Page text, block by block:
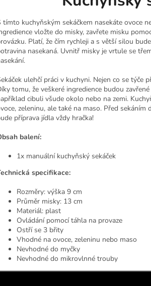
tímto kuchyňským sekáčkem nasekáte ovoce
vložte do misky, zavřete misku
Platí, že čím rychleji a s větší silou
nasekaná. Uvnitř misky je vrtule se
ulehčí práci v kuchyni. Nejen co se týče
tomu, že veškeré ingredience budou
cibuli všude okolo nebo na zemi.
zeleninu, ale také na maso. Před sekáním
příprava jídla vždy hračka!
balení:
1x manuální kuchyňský sekáček
specifikace:
Rozměry: výška 9 cm
Průměr misky: 13 cm
Materiál: plast
Ovládání pomocí táhla na provaze
Ostří se 3 břity
Vhodné na ovoce, zeleninu nebo maso
Nevhodné do myčky
Nevhodné do mikrovlnné trouby